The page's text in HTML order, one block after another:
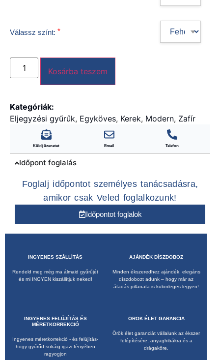
INGYENES SZÁLLÍTÁS
Rendeld meg még ma álmaid gyűrűjét
és mi INGYEN kiszállítjuk neked!
AJÁNDÉK DÍSZDOBOZ
Minden ékszeredhez ajándék, elegáns
díszdobozt adunk – hogy már az
átadás pillanata is különleges legyen!
INGYENES FELÚJÍTÁS ÉS
MÉRETKORREKCIÓ
Ingyenes méretkorrekció - és felújítás-
hogy gyűrűd sokáig igazi fényében
ragyogjon
ÖRÖK ÉLET GARANCIA
Örök élet garanciát vállalunk az ékszer
felépítésére, anyaghibákra és a
drágakőre.
Válassz színt: *
Kosárba teszem
Kategóriák:
Eljegyzési gyűrűk, Egyköves, Kerek, Modern, Zafír
Küldj üzenetet Email Telefon
Időpont foglalás
Foglalj időpontot személyes tanácsadásra,
amikor csak Veled foglalkozunk!
Időpontot foglalok